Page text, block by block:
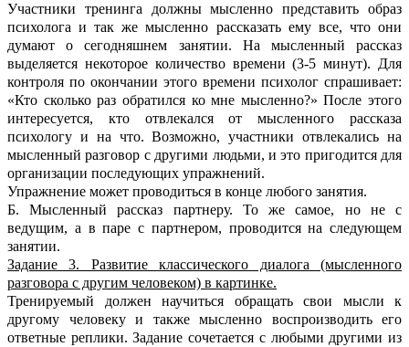
Участники тренинга должны мысленно представить образ
психолога и так же мысленно рассказать ему все, что они
думают о сегодняшнем занятии. На мысленный рассказ
выделяется некоторое количество времени (3-5 минут). Для
контроля по окончании этого времени психолог спрашивает:
«Кто сколько раз обратился ко мне мысленно?» После этого
интересуется, кто отвлекался от мысленного рассказа
психологу и на что. Возможно, участники отвлекались на
мысленный разговор с другими людьми, и это пригодится для
организации последующих упражнений.
Упражнение может проводиться в конце любого занятия.
Б. Мысленный рассказ партнеру. То же самое, но не с
ведущим, а в паре с партнером, проводится на следующем
занятии.
Задание 3. Развитие классического диалога (мысленного
разговора с другим человеком) в картинке.
Тренируемый должен научиться обращать свои мысли к
другому человеку и также мысленно воспроизводить его
ответные реплики. Задание сочетается с любыми другими из